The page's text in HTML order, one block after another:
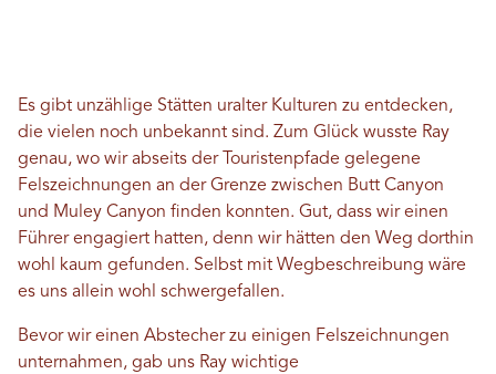
Es gibt unzählige Stätten uralter Kulturen zu entdecken,
die vielen noch unbekannt sind. Zum Glück wusste Ray
genau, wo wir abseits der Touristenpfade gelegene
Felszeichnungen an der Grenze zwischen Butt Canyon
und Muley Canyon finden konnten. Gut, dass wir einen
Führer engagiert hatten, denn wir hätten den Weg dorthin
wohl kaum gefunden. Selbst mit Wegbeschreibung wäre
es uns allein wohl schwergefallen.
Bevor wir einen Abstecher zu einigen Felszeichnungen
unternahmen, gab uns Ray wichtige